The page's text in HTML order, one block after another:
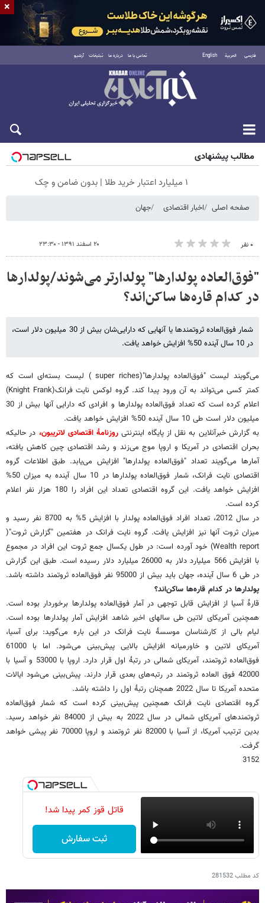
فارسی العربية English تماس با ما درباره ما تبلیغات آرشیو
جمعه ۱۶ مرداد ۱۴۰۵
مطالب پیشنهادی
۱ میلیارد اعتبار خرید طلا | بدون ضامن و چک
صفحه اصلی اخبار اقتصادی جهان
۰ نفر ۲۰ اسفند ۱۳۹۱ - ۲۳:۳۰
"فوق‌العاده پولدارها" پولدارتر می‌شوند/پولدارها
در کدام قاره‌ها ساکن‌اند؟
شمار فوق‌العاده ثروتمندها یا آنهایی که دارایی‌شان بیش از 30 میلیون دلار است،
در 10 سال آینده 50% افزایش خواهد یافت.
می‌گویند لیست "فوق‌العاده پولدارها"(super riches ) لیست بسته‌ای است که
کمتر کسی می‌‌تواند به آن ورود پیدا کند. گروه لوکس نایت فرانک(Knight Frank)
اعلام کرده است که تعداد فوق‌العاده پولدارها و افرادی که دارایی آنها بیش از 30
میلیون دلار است طی 10 سال آینده 50% افزایش خواهد یافت.
به گزارش خبرآنلاین به نقل از پایگاه اینترنتی روزنامۀ اقتصادی لاتریبون، در حالیکه
بحران اقتصادی در آمریکا و اروپا موج می‌زند و رشد اقتصادی چین کاهش یافته،
آمارها می‌گویند تعداد "فوق‌العاده پولدارها" افزایش می‌یابد. طبق اطلاعات گروه
اقتصادی نایت فرانک، شمار فوق‌العاده پولدارها در 10 سال آینده به میزان 50%
افزایش خواهد یافت. این گروه اقتصادی تعداد این افراد را 180 هزار نفر اعلام
کرده است.
در سال 2012، تعداد افراد فوق‌العاده پولدار با افزایش 5% به 8700 نفر رسید و
میزان ثروت آنها نیز افزایش یافت. گروه نایت فرانک در هفتمین "گزارش ثروت"(
Wealth report) خود آورده است: در طول یکسال جمع ثروت این افراد در مجموع
با افزایش 566 میلیارد دلار به 26000 میلیارد دلار رسیده است. طبق این گزارش
در طی 6 سال آینده، جهان باید بیش از 95000 نفر فوق‌العاده ثروتمند داشته باشد.
پولدارها در کدام قاره‌ها ساکن‌اند؟
قارۀ آسیا از افزایش قابل توجهی در آمار فوق‌العاده پولدارها برخوردار بوده است.
همچنین آمریکای لاتین طی سالهای اخیر شاهد افزایش آمار پولدارها بوده است.
لیام بالی از کارشناسان موسسۀ نایت فرانک در این باره می‌گوید: برای آسیا،
آمریکای لاتین و خاورمیانه افزایش بالایی پیش‌بینی می‌شود. اما با 61000
فوق‌العاده ثروتمند، آمریکای شمالی در رتبۀ اول قرار دارد. اروپا با 53000 و آسیا با
42000 فوق العاده ثروتمند در رتبه‌های بعدی قرار دارند. پیش‌بینی می‌شود ایالات
متحده آمریکا تا سال 2022 همچنان رتبۀ اول را داشته باشد.
گروه اقتصادی نایت فرانک همچنین پیش‌بینی کرده است که شمار فوق‌العاده
ثروتمندهای آمریکای شمالی در سال 2022 به بیش از 84000 نفر خواهد رسید.
بدین ترتیب آمریکا، از آسیا با 82000 نفر ثروتمند و اروپا 70000 نفر پیشی خواهد
گرفت.
3152
قاتل قوز کمر پیدا شد!
ثبت سفارش
کد مطلب281532
×